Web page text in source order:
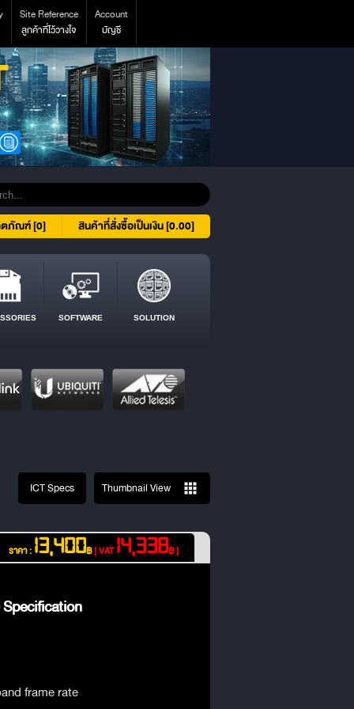
Site Reference
ลูกค้าที่ไว้วางใจ
Account
บัญชี
สินค้าที่สั่งซื้อเป็นเงิน [0.00]
ตภัณฑ์ [0]
SOFTWARE SOLUTION
ICT Specs Thumbnail View
ราคา : 13,400฿[ VAT14,338฿ ]
frame rate